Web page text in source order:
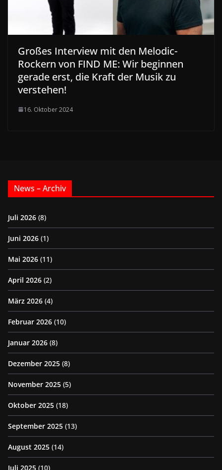
Großes Interview mit den Melodic-
Rockern von FIND ME: Wir beginnen
gerade erst, die Kraft der Musik zu
verstehen!
16. Oktober 2024
News – Archiv
Juli 2026 (8)
Juni 2026 (1)
Mai 2026 (11)
April 2026 (2)
März 2026 (4)
Februar 2026 (10)
Januar 2026 (8)
Dezember 2025 (8)
November 2025 (5)
Oktober 2025 (18)
September 2025 (13)
August 2025 (14)
Juli 2025 (10)